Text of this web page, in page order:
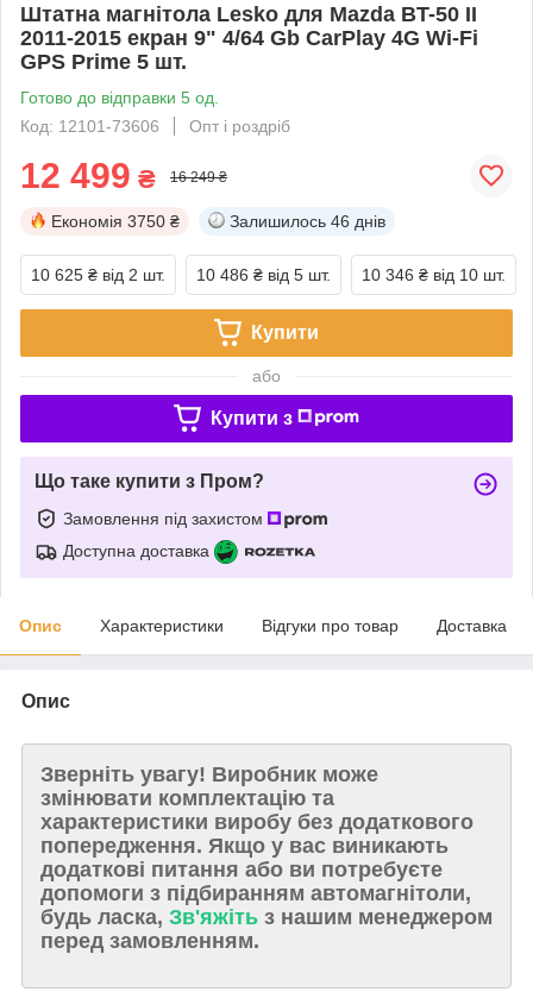
Штатна магнітола Lesko для Mazda BT-50 II
2011-2015 екран 9" 4/64 Gb CarPlay 4G Wi-Fi
GPS Prime 5 шт.
Готово до відправки 5 од.
Код: 12101-73606
Опт і роздріб
12 499 ₴ 16 249 ₴
Економія 3750 ₴ Залишилось 46 днів
10 625 ₴ від 2 шт. 10 486 ₴ від 5 шт. 10 346 ₴ від 10 шт.
Купити
або
Купити з
Що таке купити з Пром?
Замовлення під захистом
Доступна доставка
Опис Характеристики Відгуки про товар Доставка
Опис
Зверніть увагу! Виробник може
змінювати комплектацію та
характеристики виробу без додаткового
попередження. Якщо у вас виникають
додаткові питання або ви потребуєте
допомоги з підбиранням автомагнітоли,
будь ласка, Зв'яжіть з нашим менеджером
перед замовленням.